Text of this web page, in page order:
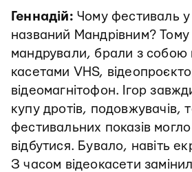
Геннадій: Чому фестиваль у
названий Мандрівним?
мандрували, брали з собою
касетами VHS,
відеомагнітофон. Ігор
купу дротів, подовжувачів,
фестивальних показів
відбутися. Бувало, навіть
З часом відеокасети